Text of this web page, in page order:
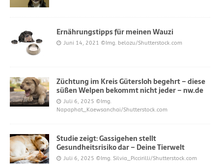
Ernährungstipps für meinen Wauzi
Juni 14, 2021 ©Img. belozu/Shutterstock.com
Züchtung im Kreis Gütersloh begehrt – diese
süßen Welpen bekommt nicht jeder – nw.de
Juli 6, 2025 ©Img.
Napaphat_Kaewsanchai/Shutterstock.com
Studie zeigt: Gassigehen stellt
Gesundheitsrisiko dar – Deine Tierwelt
Juli 6, 2025 ©Img. Silvia_Piccirilli/Shutterstock.com